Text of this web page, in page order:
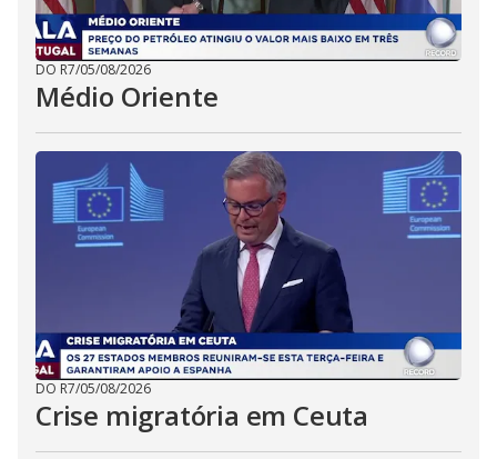
DO R7/05/08/2026
Médio Oriente
DO R7/05/08/2026
Crise migratória em Ceuta